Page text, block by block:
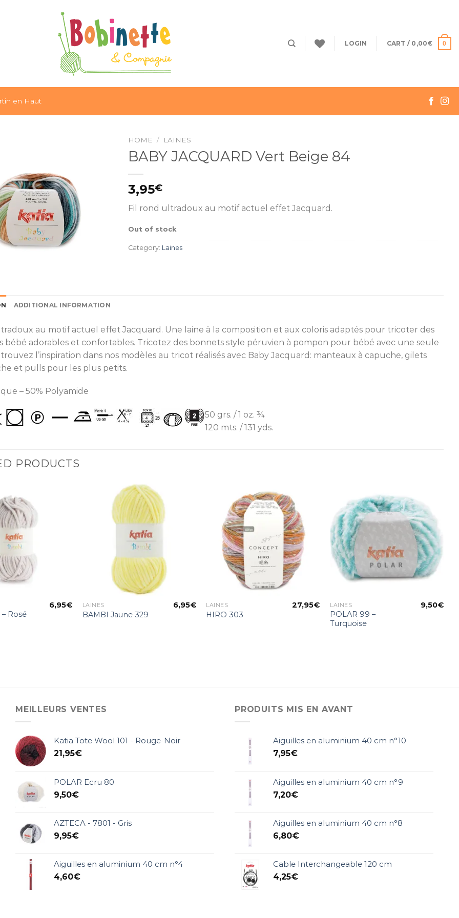
LOGIN CART / 0,00€ 0
en Haut
à la liste
d’envies
HOME / LAINES
BABY JACQUARD Vert Beige 84
3,95€
Fil rond ultradoux au motif actuel effet Jacquard.
Out of stock
Category: Laines
ADDITIONAL INFORMATION
au motif actuel effet Jacquard. Une laine à la composition et aux coloris adaptés pour tricoter des
bébé adorables et confortables. Tricotez des bonnets style péruvien à pompon pour bébé avec une seule
l’inspiration dans nos modèles au tricot réalisés avec Baby Jacquard: manteaux à capuche, gilets
et pulls pour les plus petits.
– 50% Polyamide
50 grs. / 1 oz. ¾
120 mts. / 131 yds.
PRODUCTS
Rosé
6,95€
à la liste
LAINES
BAMBI Jaune 329
6,95€
Ajouter
à la liste
d’envies
LAINES
HIRO 303
27,95€
Ajouter
à la liste
d’envies
LAINES
POLAR 99 –
Turquoise
9,50€
MEILLEURS VENTES
Katia Tote Wool 101 - Rouge-Noir
21,95€
POLAR Ecru 80
9,50€
AZTECA - 7801 - Gris
9,95€
Aiguilles en aluminium 40 cm n°4
4,60€
PRODUITS MIS EN AVANT
Aiguilles en aluminium 40 cm n°10
7,95€
Aiguilles en aluminium 40 cm n°9
7,20€
Aiguilles en aluminium 40 cm n°8
6,80€
Cable Interchangeable 120 cm
4,25€